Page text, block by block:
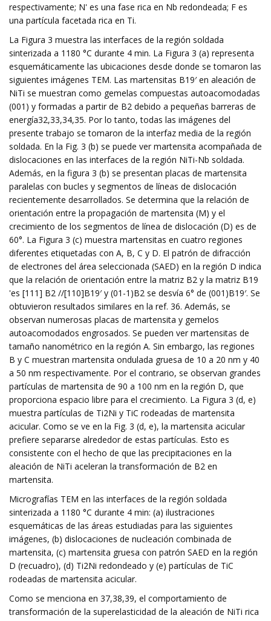
respectivamente; N' es una fase rica en Nb redondeada; F es
una partícula facetada rica en Ti.
La Figura 3 muestra las interfaces de la región soldada
sinterizada a 1180 °C durante 4 min. La Figura 3 (a) representa
esquemáticamente las ubicaciones desde donde se tomaron las
siguientes imágenes TEM. Las martensitas B19′ en aleación de
NiTi se muestran como gemelas compuestas autoacomodadas
(001) y formadas a partir de B2 debido a pequeñas barreras de
energía32,33,34,35. Por lo tanto, todas las imágenes del
presente trabajo se tomaron de la interfaz media de la región
soldada. En la Fig. 3 (b) se puede ver martensita acompañada de
dislocaciones en las interfaces de la región NiTi-Nb soldada.
Además, en la figura 3 (b) se presentan placas de martensita
paralelas con bucles y segmentos de líneas de dislocación
recientemente desarrollados. Se determina que la relación de
orientación entre la propagación de martensita (M) y el
crecimiento de los segmentos de línea de dislocación (D) es de
60°. La Figura 3 (c) muestra martensitas en cuatro regiones
diferentes etiquetadas con A, B, C y D. El patrón de difracción
de electrones del área seleccionada (SAED) en la región D indica
que la relación de orientación entre la matriz B2 y la matriz B19
'es [111] B2 //[110]B19′ y (01-1)B2 se desvía 6° de (001)B19′. Se
obtuvieron resultados similares en la ref. 36. Además, se
observan numerosas placas de martensita y gemelos
autoacomodados engrosados. Se pueden ver martensitas de
tamaño nanométrico en la región A. Sin embargo, las regiones
B y C muestran martensita ondulada gruesa de 10 a 20 nm y 40
a 50 nm respectivamente. Por el contrario, se observan grandes
partículas de martensita de 90 a 100 nm en la región D, que
proporciona espacio libre para el crecimiento. La Figura 3 (d, e)
muestra partículas de Ti2Ni y TiC rodeadas de martensita
acicular. Como se ve en la Fig. 3 (d, e), la martensita acicular
prefiere separarse alrededor de estas partículas. Esto es
consistente con el hecho de que las precipitaciones en la
aleación de NiTi aceleran la transformación de B2 en
martensita.
Micrografías TEM en las interfaces de la región soldada
sinterizada a 1180 °C durante 4 min: (a) ilustraciones
esquemáticas de las áreas estudiadas para las siguientes
imágenes, (b) dislocaciones de nucleación combinada de
martensita, (c) martensita gruesa con patrón SAED en la región
D (recuadro), (d) Ti2Ni redondeado y (e) partículas de TiC
rodeadas de martensita acicular.
Como se menciona en 37,38,39, el comportamiento de
transformación de la superelasticidad de la aleación de NiTi rica